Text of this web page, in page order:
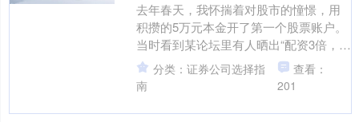
去年春天，我怀揣着对股市的憧憬，用
积攒的5万元本金开了第一个股票账户。
当时看到某论坛里有人晒出“配资3倍，月
收益20%”的帖子，心跳瞬间加速——如
果用5万配15....
分类：证券公司选择指
南
查看：
201